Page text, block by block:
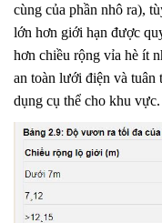
cùng của phần nhô ra),
lớn hơn giới hạn được
hơn chiều rộng vỉa hè ít
an toàn lưới điện và
dụng cụ thể cho khu vực.